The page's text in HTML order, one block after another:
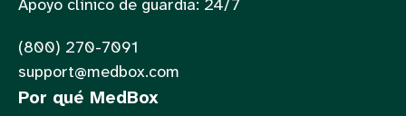
Apoyo clínico de guardia: 24/7
(800) 270-7091
support@medbox.com
Por qué MedBox